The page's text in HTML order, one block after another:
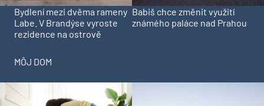
Bydlení mezi dvěma rameny
Labe. V Brandýse vyroste
rezidence na ostrově
Babiš chce změnit využití
známého paláce nad Prahou
MÔJ DOM